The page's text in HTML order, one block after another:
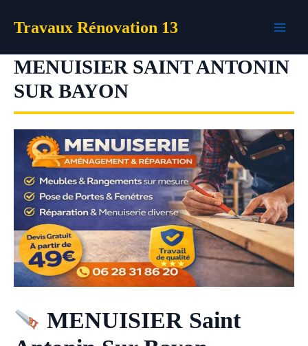
Travaux Rénovation 13
MENUISIER SAINT ANTONIN
SUR BAYON
MENUISIER Saint